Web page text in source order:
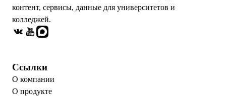
контент, сервисы, данные для университетов и
колледжей.
Ссылки
О компании
О продукте